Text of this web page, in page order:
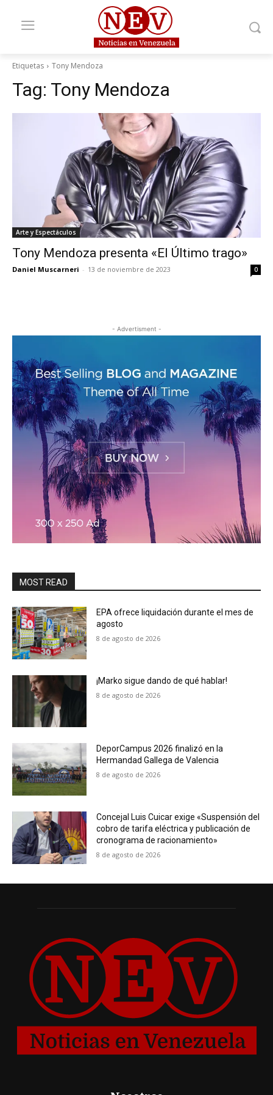
Etiquetas Tony Mendoza
Tag: Tony Mendoza
Arte y Espectáculos
Tony Mendoza presenta «El Último trago»
Daniel Muscarneri - 13 de noviembre de 2023 0
- Advertisment -
MOST READ
EPA ofrece liquidación durante el mes de
agosto
8 de agosto de 2026
¡Marko sigue dando de qué hablar!
8 de agosto de 2026
DeporCampus 2026 finalizó en la
Hermandad Gallega de Valencia
8 de agosto de 2026
Concejal Luis Cuicar exige «Suspensión del
cobro de tarifa eléctrica y publicación de
cronograma de racionamiento»
8 de agosto de 2026